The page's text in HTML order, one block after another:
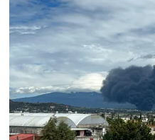
DERECHO
A
DE
MUJERES